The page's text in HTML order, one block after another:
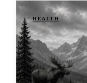
HEALTH